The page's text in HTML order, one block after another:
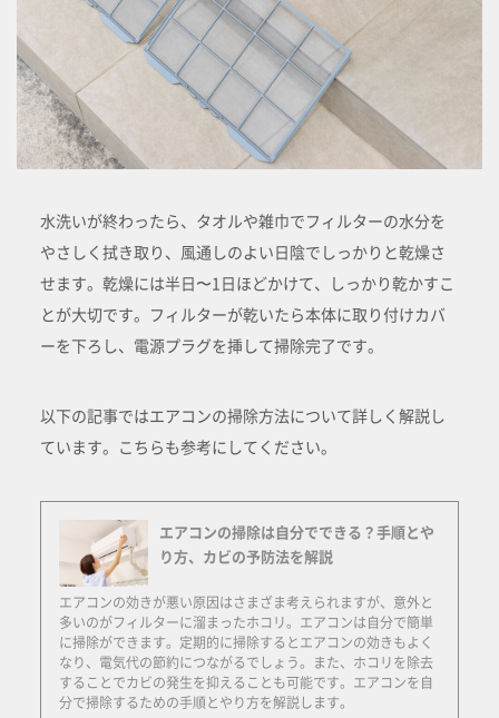
水洗いが終わったら、タオルや雑巾でフィルターの水分を
やさしく拭き取り、風通しのよい日陰でしっかりと乾燥さ
せます。乾燥には半日〜1日ほどかけて、しっかり乾かすこ
とが大切です。フィルターが乾いたら本体に取り付けカバ
ーを下ろし、電源プラグを挿して掃除完了です。
以下の記事ではエアコンの掃除方法について詳しく解説し
ています。こちらも参考にしてください。
エアコンの掃除は自分でできる？手順とや
り方、カビの予防法を解説
エアコンの効きが悪い原因はさまざま考えられますが、意外と
多いのがフィルターに溜まったホコリ。エアコンは自分で簡単
に掃除ができます。定期的に掃除するとエアコンの効きもよく
なり、電気代の節約につながるでしょう。また、ホコリを除去
することでカビの発生を抑えることも可能です。エアコンを自
分で掃除するための手順とやり方を解説します。